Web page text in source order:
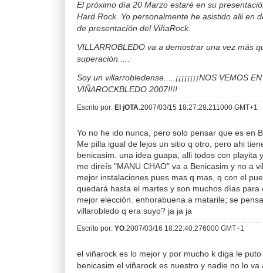
El próximo día 20 Marzo estaré en su
Hard Rock. Yo personalmente he asistido alli en
de presentacíón del ViñaRock.
VILLARROBLEDO va a demostrar una vez más
superación.....
Soy un villarrobledense.....¡¡¡¡¡¡¡¡NOS VEMOS
VIÑAROCKBLEDO 2007!!!!
Escrito por: El jOTA .2007/03/15 18:27:28.211000 GMT+1
Yo no he ido nunca, pero solo pensar que es en
Me pilla igual de lejos un sitio q otro, pero ahi
benicasim. una idea guapa, alli todos con playita
me direís "MANU CHAO" va a Benicasim y no a
mejor instalaciones pues mas q mas, q con el
quedará hasta el martes y son muchos días
mejor elección. enhorabuena a matarile; se
villarobledo q era suyo? ja ja ja
Escrito por: YO .2007/03/16 18:22:40.276000 GMT+1
el viñarock es lo mejor y por mucho k diga le
benicasim el viñarock es nuestro y nadie no lo va